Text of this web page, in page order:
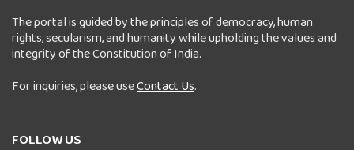
The portal is guided by the principles of democracy, human
rights, secularism, and humanity while upholding the values and
integrity of the Constitution of India.
For inquiries, please useContact Us.
FOLLOW US